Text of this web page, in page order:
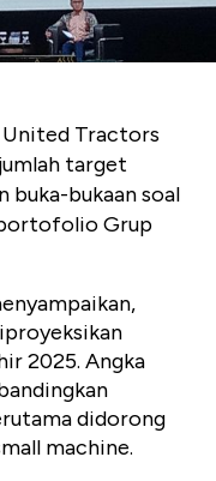
United Tractors
target
buka-bukaan soal
Grup
2025. Angka
didorong
machine.